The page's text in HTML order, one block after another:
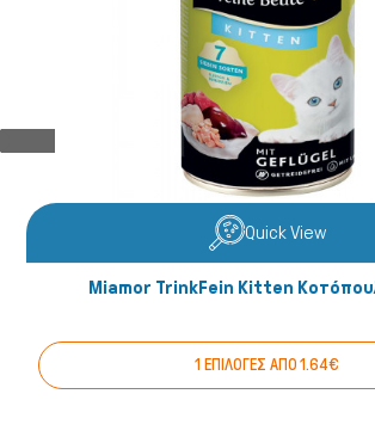
Quick View
Miamor TrinkFein Kitten
1 ΕΠΙΛΟΓΕΣ ΑΠΟ 1.64€